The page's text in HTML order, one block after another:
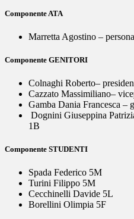
Componente ATA
Marretta Agostino –
Componente GENITORI
Colnaghi Roberto–
Cazzato Massimiliano–
Gamba Dania Francesca –
Dognini Giuseppina
1B
Componente STUDENTI
Spada Federico 5M
Turini Filippo 5M
Cecchinelli Davide 5L
Borellini Olimpia 5F